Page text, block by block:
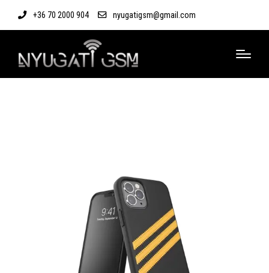
+36 70 2000 904 nyugatigsm@gmail.com